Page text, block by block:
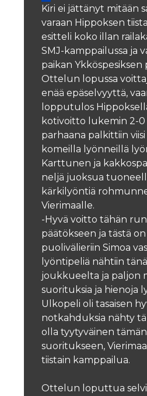
Kiri ei jättänyt mitään
varaan Hippoksen
esitteli koko illan
SMJ-kamppailussa ja
paikan Ykköspesiksen
Ottelun lopussa
enää epäselvyyttä,
lopputulos
kotivoitto lukemin 2-0
parhaana palkittiin
komeilla lyönneillä
Karttunen ja
neljä juoksua
kärkilyöntiä
Vierimaalle.
-Hyvä voitto tähän
päätökseen ja tästä
puolivälieriin Simoa
lyöntipeliä nähtiin
joukkueelta ja paljon
suorituksia ja hienoja
Ulkopeli oli tasaisen
notkahduksia nähty
olla tyytyväinen
suoritukseen,
tiistain kamppailua.
Ottelun loputtua